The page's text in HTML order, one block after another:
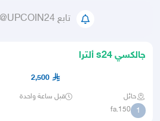
تابع 텔레@UPCOIN24
جالكسي s24 ألترا
2,500
حائل قبل ساعة واحدة
1
150.fa